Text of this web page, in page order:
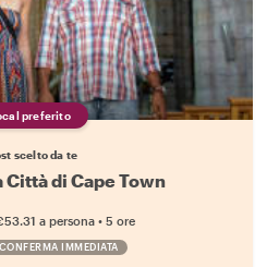
preferito
scelto da te
di Cape Town
a persona • 5 ore
CONFERMA IMMEDIATA